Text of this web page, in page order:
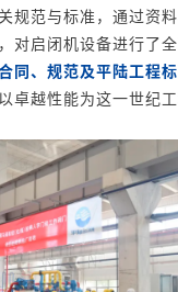
规范与标准，通过资
对启闭机设备进行了全
同、规范及平陆工程
卓越性能为这一世纪